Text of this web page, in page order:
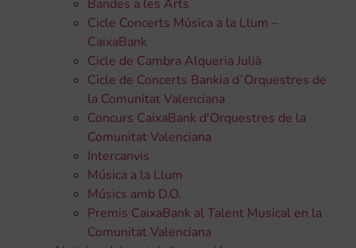
Bandes a les Arts
Cicle Concerts Música a la Llum –
CaixaBank
Cicle de Cambra Alqueria Julià
Cicle de Concerts Bankia d´Orquestres de
la Comunitat Valenciana
Concurs CaixaBank d'Orquestres de la
Comunitat Valenciana
Intercanvis
Música a la Llum
Músics amb D.O.
Premis CaixaBank al Talent Musical en la
Comunitat Valenciana